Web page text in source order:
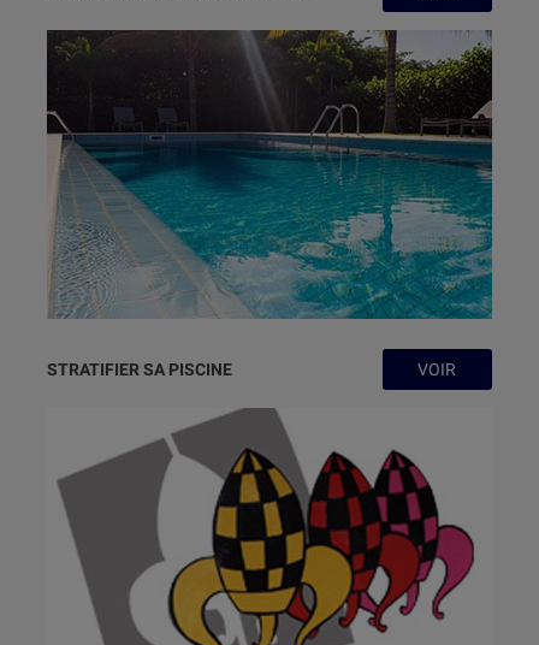
STRATIFIER SA PISCINE VOIR